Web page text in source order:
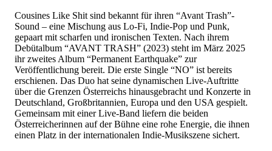
CousinesLikeShitsindbekanntfürihren“AvantTrash”-
Sound–eineMischungausLo-Fi,Indie-PopundPunk,
gepaartmitscharfenundironischenTexten.Nachihrem
Debütalbum“AVANTTRASH”(2023)stehtimMärz2025
ihrzweitesAlbum“PermanentEarthquake”zur
Veröffentlichungbereit.DieersteSingle“NO”istbereits
erschienen.DasDuohatseinedynamischenLive-Auftritte
überdieGrenzenÖsterreichshinausgebrachtundKonzertein
Deutschland,Großbritannien,EuropaunddenUSAgespielt.
GemeinsammiteinerLive-Bandlieferndiebeiden
ÖsterreicherinnenaufderBühneeineroheEnergie,dieihnen
einenPlatzinderinternationalenIndie-Musikszenesichert.